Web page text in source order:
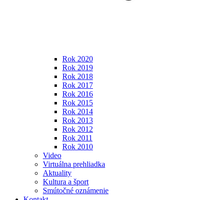
Rok 2020
Rok 2019
Rok 2018
Rok 2017
Rok 2016
Rok 2015
Rok 2014
Rok 2013
Rok 2012
Rok 2011
Rok 2010
Video
Virtuálna prehliadka
Aktuality
Kultura a šport
Smútočné oznámenie